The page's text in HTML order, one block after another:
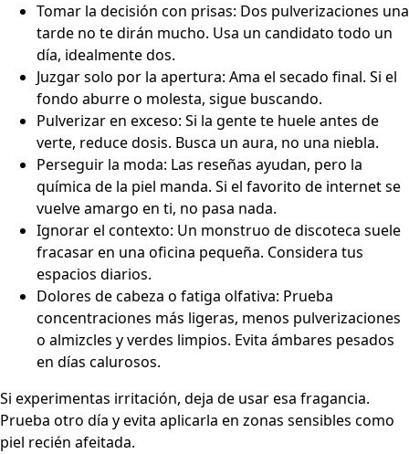
Tomar la decisión con prisas: Dos pulverizaciones una
tarde no te dirán mucho. Usa un candidato todo un
día, idealmente dos.
Juzgar solo por la apertura: Ama el secado final. Si el
fondo aburre o molesta, sigue buscando.
Pulverizar en exceso: Si la gente te huele antes de
verte, reduce dosis. Busca un aura, no una niebla.
Perseguir la moda: Las reseñas ayudan, pero la
química de la piel manda. Si el favorito de internet se
vuelve amargo en ti, no pasa nada.
Ignorar el contexto: Un monstruo de discoteca suele
fracasar en una oficina pequeña. Considera tus
espacios diarios.
Dolores de cabeza o fatiga olfativa: Prueba
concentraciones más ligeras, menos pulverizaciones
o almizcles y verdes limpios. Evita ámbares pesados
en días calurosos.
Si experimentas irritación, deja de usar esa fragancia.
Prueba otro día y evita aplicarla en zonas sensibles como
piel recién afeitada.